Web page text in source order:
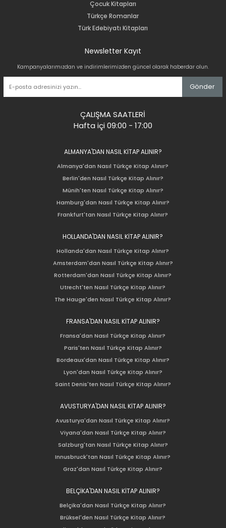
Çocuk Kitapları
Türkçe Romanlar
Türk Edebiyatı Kitapları
Newsletter Kayıt
Kampanyalarımızdan ve indirimlerimizden güncel olarak haberdar olun.
Gönder
ÇALIŞMA SAATLERİ
Hafta içi 09:00 - 17:00
ALMANYA'DAN NASIL KİTAP ALINIR?
Almanya'dan Nasıl Türkçe Kitap Alınır?
Berlin'den Nasıl Türkçe Kitap Alınır?
Münih'ten Nasıl Türkçe Kitap Alınır?
Hamburg'dan Nasıl Türkçe Kitap Alınır?
Frankfurt'tan Nasıl Türkçe Kitap Alınır?
HOLLANDA'DAN NASIL KİTAP ALINIR?
Hollanda'dan Nasıl Türkçe Kitap Alınır?
Amsterdam'dan Nasıl Türkçe Kitap Alınır?
Rotterdam'dan Nasıl Türkçe Kitap Alınır?
Utrecht'ten Nasıl Türkçe Kitap Alınır?
The Hauge'den Nasıl Türkçe Kitap Alınır?
FRANSA'DAN NASIL KİTAP ALINIR?
Fransa'dan Nasıl Türkçe Kitap Alınır?
Paris'ten Nasıl Türkçe Kitap Alınır?
Bordeaux'dan Nasıl Türkçe Kitap Alınır?
Lyon'dan Nasıl Türkçe Kitap Alınır?
Saint Denis'ten Nasıl Türkçe Kitap Alınır?
AVUSTURYA'DAN NASIL KİTAP ALINIR?
Avusturya'dan Nasıl Türkçe Kitap Alınır?
Viyana'dan Nasıl Türkçe Kitap Alınır?
Salzburg'tan Nasıl Türkçe Kitap Alınır?
Innusbruck'tan Nasıl Türkçe Kitap Alınır?
Graz'dan Nasıl Türkçe Kitap Alınır?
BELÇİKA'DAN NASIL KİTAP ALINIR?
Belçika'dan Nasıl Türkçe Kitap Alınır?
Brüksel'den Nasıl Türkçe Kitap Alınır?